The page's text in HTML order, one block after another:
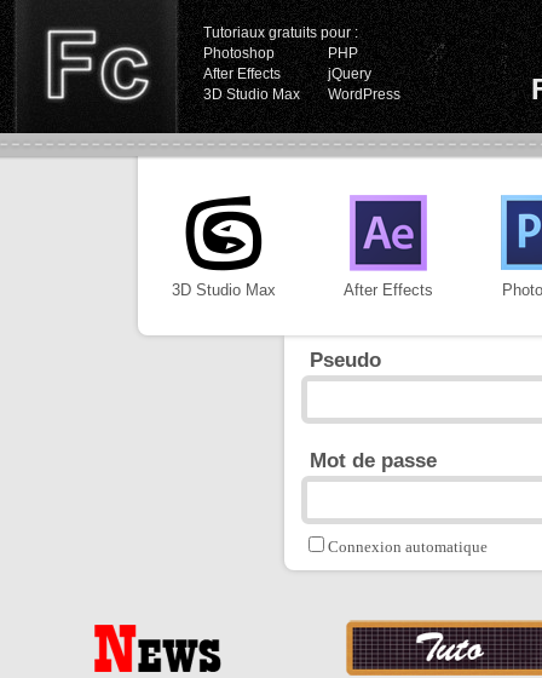
Tutoriaux gratuits pour :
Photoshop
PHP
After Effects
jQuery
3D Studio Max
WordPress
3D Studio Max After Effects
Pseudo
Mot de passe
Connexion automatique